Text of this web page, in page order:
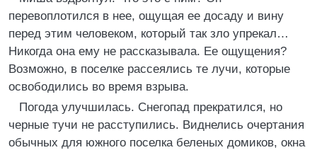
перевоплотился в нее, ощущая ее досаду и вину
перед этим человеком, который так зло упрекал…
Никогда она ему не рассказывала. Ее ощущения?
Возможно, в поселке рассеялись те лучи, которые
освободились во время взрыва.
Погода улучшилась. Снегопад прекратился, но
черные тучи не расступились. Виднелись очертания
обычных для южного поселка беленых домиков, окна